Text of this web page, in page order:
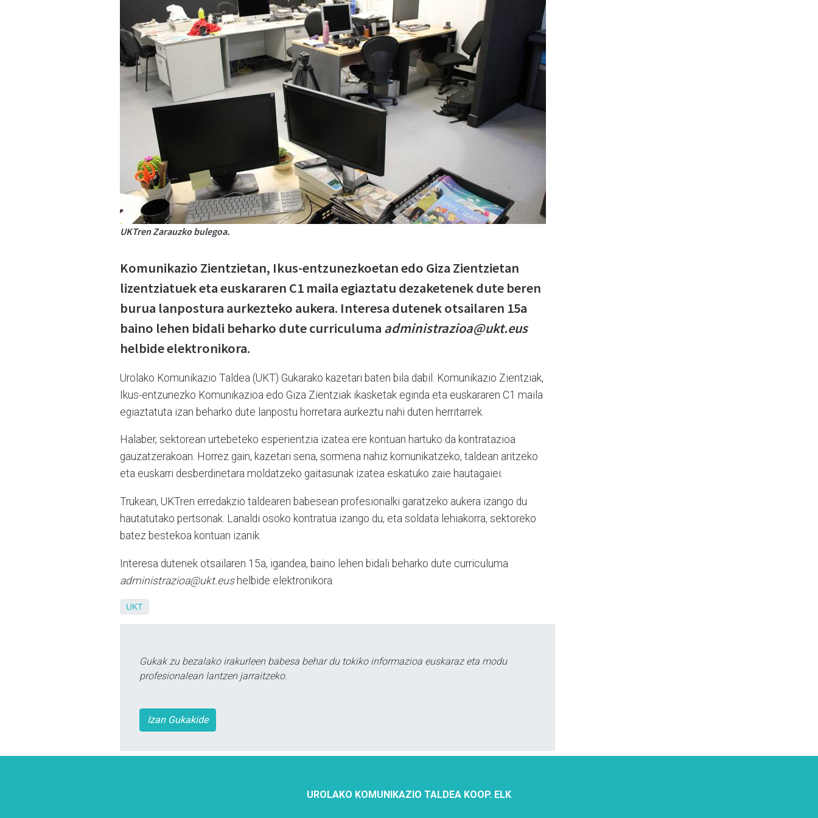
UKTren Zarauzko bulegoa.
Komunikazio Zientzietan, Ikus-entzunezkoetan edo Giza Zientzietan
lizentziatuek eta euskararen C1 maila egiaztatu dezaketenek dute beren
burua lanpostura aurkezteko aukera. Interesa dutenek otsailaren 15a
baino lehen bidali beharko dute curriculuma administrazioa@ukt.eus
helbide elektronikora.
Urolako Komunikazio Taldea (UKT) Gukarako kazetari baten bila dabil. Komunikazio Zientziak,
Ikus-entzunezko Komunikazioa edo Giza Zientziak ikasketak eginda eta euskararen C1 maila
egiaztatuta izan beharko dute lanpostu horretara aurkeztu nahi duten herritarrek.
Halaber, sektorean urtebeteko esperientzia izatea ere kontuan hartuko da kontratazioa
gauzatzerakoan. Horrez gain, kazetari sena, sormena nahiz komunikatzeko, taldean aritzeko
eta euskarri desberdinetara moldatzeko gaitasunak izatea eskatuko zaie hautagaiei.
Trukean, UKTren erredakzio taldearen babesean profesionalki garatzeko aukera izango du
hautatutako pertsonak. Lanaldi osoko kontratua izango du, eta soldata lehiakorra, sektoreko
batez bestekoa kontuan izanik.
Interesa dutenek otsailaren 15a, igandea, baino lehen bidali beharko dute curriculuma
administrazioa@ukt.eushelbide elektronikora.
UKT
Gukak zu bezalako irakurleen babesa behar du tokiko informazioa euskaraz eta modu
profesionalean lantzen jarraitzeko.
Izan Gukakide
UROLAKO KOMUNIKAZIO TALDEA KOOP. ELK